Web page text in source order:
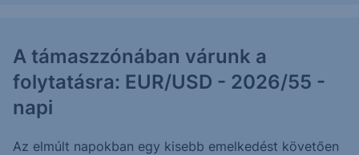
A támaszzónában várunk a
folytatásra: EUR/USD - 2026/55 -
napi
Az elmúlt napokban egy kisebb emelkedést követően